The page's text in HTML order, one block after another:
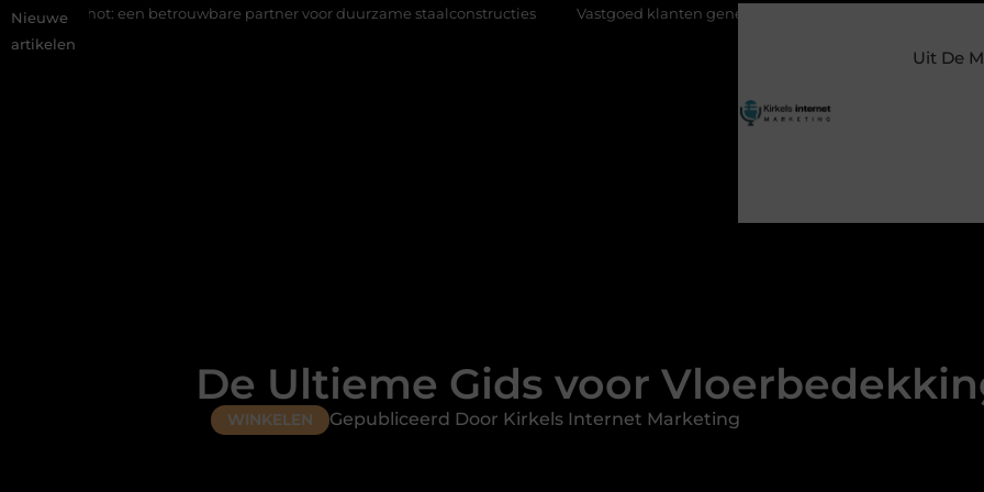
Nieuwe
artikelen
partner voor duurzame staalconstructies Vastgoed klanten genereren met online marketing: zo trek je meer kopers,
Uit De
De Ultieme Gids voor
WINKELEN Gepubliceerd Door Kirkels Internet Marketing